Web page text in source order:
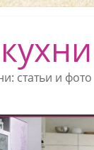
статьи и фото